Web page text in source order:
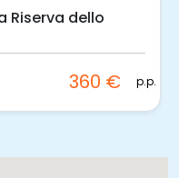
Lezione
timer 1 Ora